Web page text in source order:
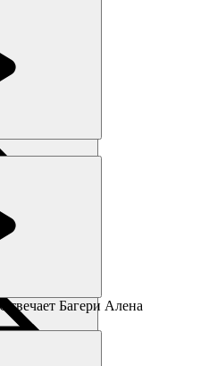
Багери Алена